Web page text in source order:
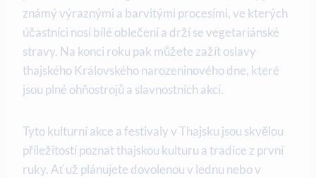
známý výraznými a barvitými procesími, ve kterých
účastníci nosí bílé oblečení a drží se vegetariánské
stravy. Na konci roku pak můžete zažít oslavy
thajského Královského narozeninového dne, které
jsou plné ohňostrojů a slavnostních akcí.
Tyto kulturní akce a festivaly v Thajsku jsou skvělou
příležitostí poznat thajskou kulturu a tradice z první
ruky. Ať už plánujete dovolenou v lednu nebo v